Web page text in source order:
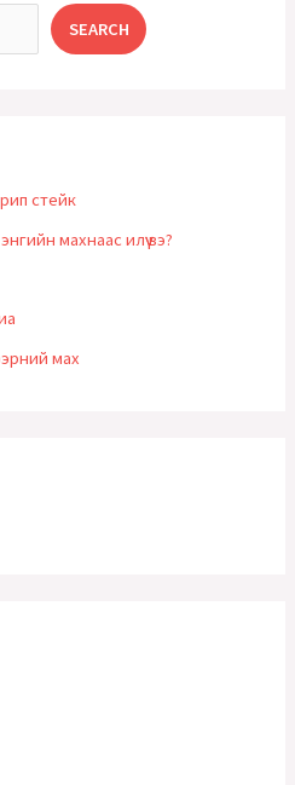
SEARCH
стейк
махнаас илүү вэ?
мах